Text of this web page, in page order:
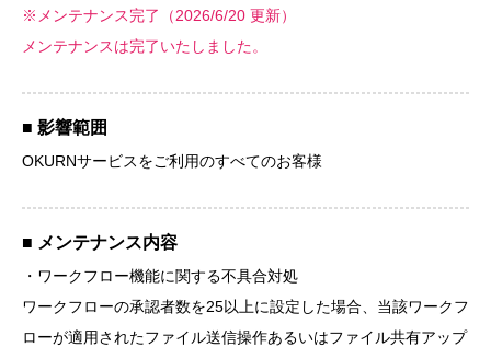
※メンテナンス完了（2026/6/20 更新）
メンテナンスは完了いたしました。
■ 影響範囲
OKURNサービスをご利用のすべてのお客様
■ メンテナンス内容
・ワークフロー機能に関する不具合対処
ワークフローの承認者数を25以上に設定した場合、当該ワークフ
ローが適用されたファイル送信操作あるいはファイル共有アップ